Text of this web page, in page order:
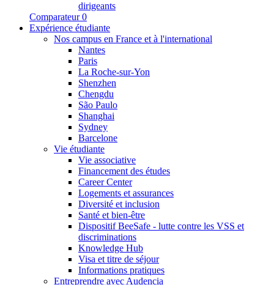
dirigeants
Comparateur 0
Expérience étudiante
Nos campus en France et à l'international
Nantes
Paris
La Roche-sur-Yon
Shenzhen
Chengdu
São Paulo
Shanghai
Sydney
Barcelone
Vie étudiante
Vie associative
Financement des études
Career Center
Logements et assurances
Diversité et inclusion
Santé et bien-être
Dispositif BeeSafe - lutte contre les VSS et
discriminations
Knowledge Hub
Visa et titre de séjour
Informations pratiques
Entreprendre avec Audencia